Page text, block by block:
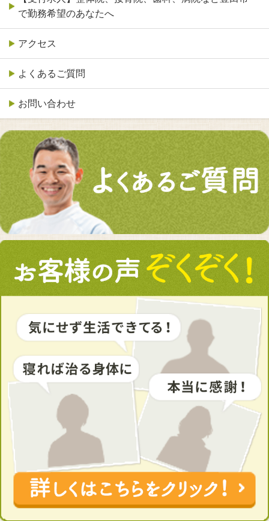
で勤務希望のあなたへ
アクセス
よくあるご質問
お問い合わせ